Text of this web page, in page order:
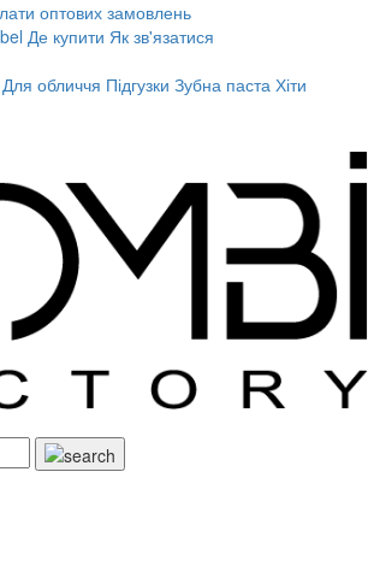
оптових замовлень
Де купити Як зв'язатися
Для обличчя Підгузки Зубна паста Хіти